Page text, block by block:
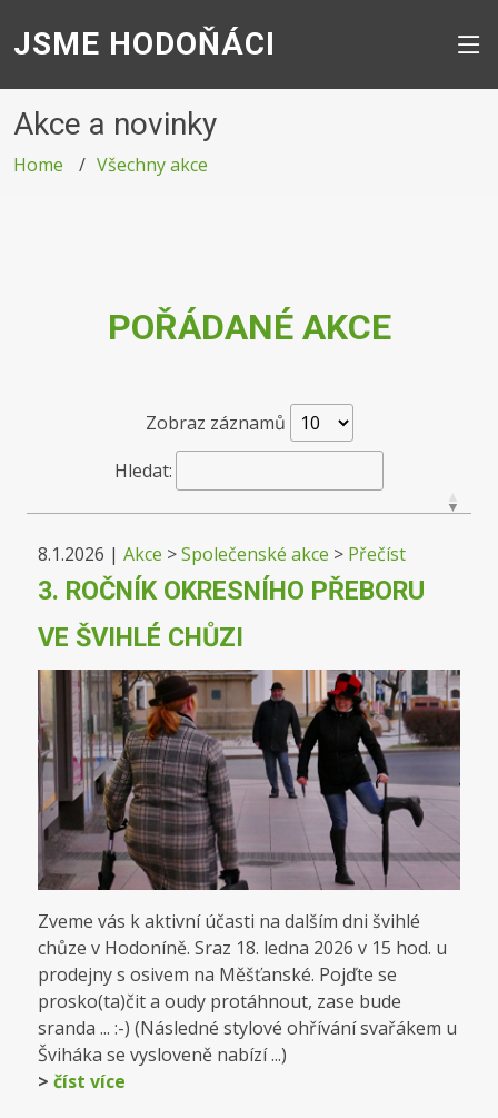
JSME HODOŇÁCI
Akce a novinky
Home Všechny akce
POŘÁDANÉ AKCE
Zobraz záznamů
Hledat:
8.1.2026 | Akce >Společenské akce > Přečíst
3. ROČNÍK OKRESNÍHO PŘEBORU
VE ŠVIHLÉ CHŮZI
Zveme vás k aktivní účasti na dalším dni švihlé
chůze v Hodoníně. Sraz 18. ledna 2026 v 15 hod. u
prodejny s osivem na Měšťanské. Pojďte se
prosko(ta)čit a oudy protáhnout, zase bude
sranda ... :-) (Následné stylové ohřívání svařákem u
Šviháka se vysloveně nabízí ...)
> číst více